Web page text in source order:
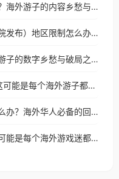
时刻新闻国外地区限制怎么办？海外游子的内容乡愁与破局之路
在美国用国务院客户端（国务院发布）地区限制怎么办？3步解决海外看国内内容难题
瑞士怎么打不开蒙速办？海外游子的数字乡愁与破局之路
B站会员在国外能用吗知乎？这可能是每个海外游子都问过的问题
在越南用乐视视频地区限制怎么办？海外华人必备的回国加速攻略
怎么在国外玩隐形守护者？这可能是每个海外游戏迷都问过的问题